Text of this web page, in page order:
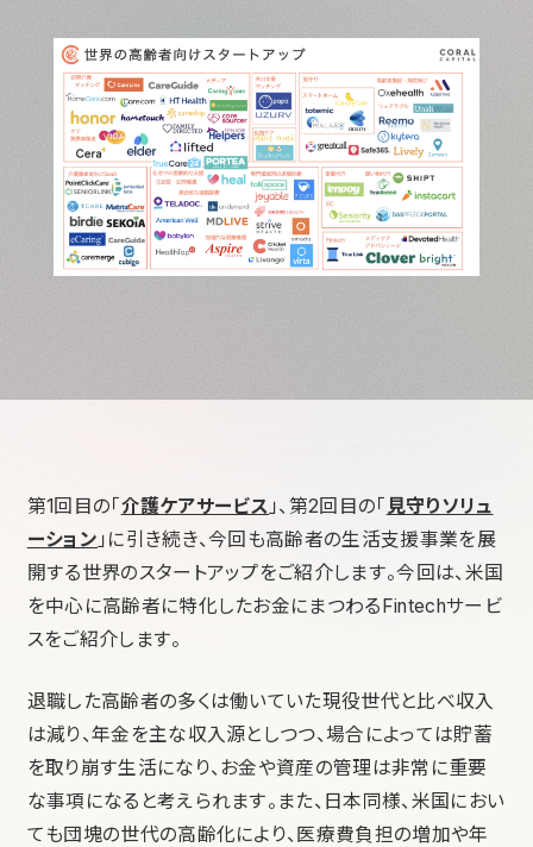
第1回目の「介護ケアサービス 」、第2回目の「見守りソリュ
ーション 」に引き続き、今回も高齢者の生活支援事業を展
開する世界のスタートアップをご紹介します。今回は、米国
を中心に高齢者に特化したお金にまつわるFintechサービ
スをご紹介します。
退職した高齢者の多くは働いていた現役世代と比べ収入
は減り、年金を主な収入源としつつ、場合によっては貯蓄
を取り崩す生活になり、お金や資産の管理は非常に重要
な事項になると考えられます。また、日本同様、米国におい
ても団塊の世代の高齢化により、医療費負担の増加や年